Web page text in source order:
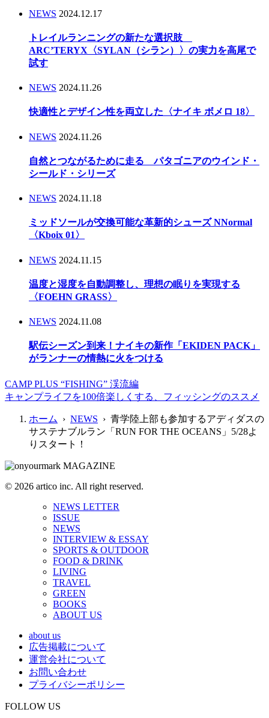
NEWS 2024.12.17
トレイルランニングの新たな選択肢
ARC’TERYX〈SYLAN（シラン）〉の実力を高尾で
試す
NEWS 2024.11.26
快適性とデザイン性を両立した〈ナイキ ボメロ 18〉
NEWS 2024.11.26
自然とつながるために走る パタゴニアのウインド・
シールド・シリーズ
NEWS 2024.11.18
ミッドソールが交換可能な革新的シューズ NNormal
〈Kboix 01〉
NEWS 2024.11.15
温度と湿度を自動調整し、理想の眠りを実現する
〈FOEHN GRASS〉
NEWS 2024.11.08
駅伝シーズン到来！ナイキの新作「EKIDEN PACK」
がランナーの情熱に火をつける
CAMP PLUS “FISHING” 渓流編
キャンプライフを100倍楽しくする、フィッシングのススメ
ホーム › NEWS › 青学陸上部も参加するアディダスの
サステナブルラン「RUN FOR THE OCEANS」5/28よ
りスタート！
© 2026 artico inc. All right reserved.
NEWS LETTER
ISSUE
NEWS
INTERVIEW & ESSAY
SPORTS & OUTDOOR
FOOD & DRINK
LIVING
TRAVEL
GREEN
BOOKS
ABOUT US
about us
広告掲載について
運営会社について
お問い合わせ
プライバシーポリシー
FOLLOW US